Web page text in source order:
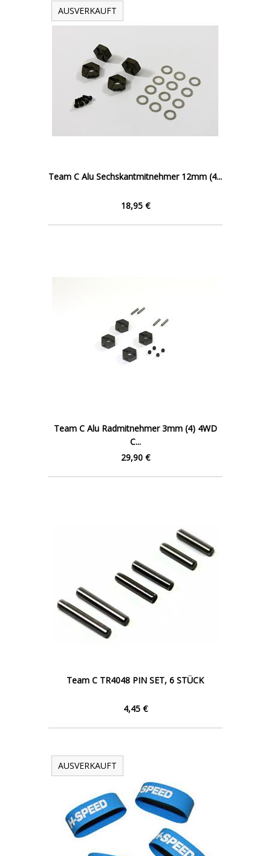
AUSVERKAUFT
Team C Alu Sechskantmitnehmer 12mm (4...
18,95 €
Team C Alu Radmitnehmer 3mm (4) 4WD
C...
29,90 €
Team C TR4048 PIN SET, 6 STÜCK
4,45 €
AUSVERKAUFT